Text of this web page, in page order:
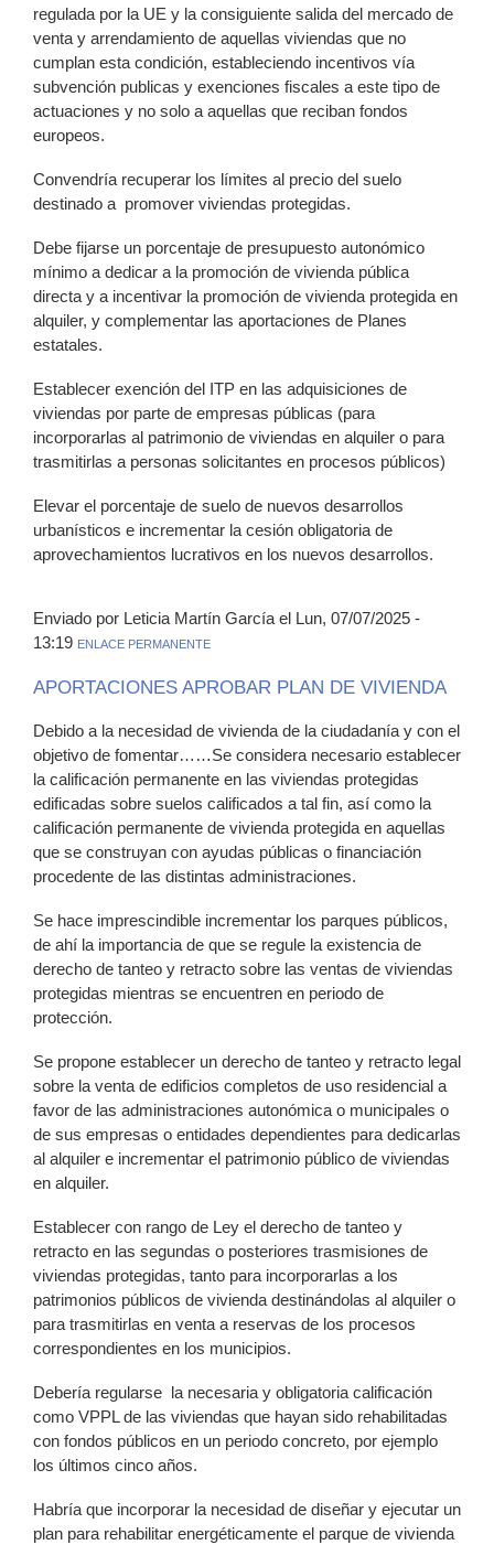
regulada por la UE y la consiguiente salida del mercado de
venta y arrendamiento de aquellas viviendas que no
cumplan esta condición, estableciendo incentivos vía
subvención publicas y exenciones fiscales a este tipo de
actuaciones y no solo a aquellas que reciban fondos
europeos.
Convendría recuperar los límites al precio del suelo
destinado a promover viviendas protegidas.
Debe fijarse un porcentaje de presupuesto autonómico
mínimo a dedicar a la promoción de vivienda pública
directa y a incentivar la promoción de vivienda protegida en
alquiler, y complementar las aportaciones de Planes
estatales.
Establecer exención del ITP en las adquisiciones de
viviendas por parte de empresas públicas (para
incorporarlas al patrimonio de viviendas en alquiler o para
trasmitirlas a personas solicitantes en procesos públicos)
Elevar el porcentaje de suelo de nuevos desarrollos
urbanísticos e incrementar la cesión obligatoria de
aprovechamientos lucrativos en los nuevos desarrollos.
Enviado por Leticia Martín García el Lun, 07/07/2025 -
13:19 ENLACE PERMANENTE
APORTACIONES APROBAR PLAN DE VIVIENDA
Debido a la necesidad de vivienda de la ciudadanía y con el
objetivo de fomentar……Se considera necesario establecer
la calificación permanente en las viviendas protegidas
edificadas sobre suelos calificados a tal fin, así como la
calificación permanente de vivienda protegida en aquellas
que se construyan con ayudas públicas o financiación
procedente de las distintas administraciones.
Se hace imprescindible incrementar los parques públicos,
de ahí la importancia de que se regule la existencia de
derecho de tanteo y retracto sobre las ventas de viviendas
protegidas mientras se encuentren en periodo de
protección.
Se propone establecer un derecho de tanteo y retracto legal
sobre la venta de edificios completos de uso residencial a
favor de las administraciones autonómica o municipales o
de sus empresas o entidades dependientes para dedicarlas
al alquiler e incrementar el patrimonio público de viviendas
en alquiler.
Establecer con rango de Ley el derecho de tanteo y
retracto en las segundas o posteriores trasmisiones de
viviendas protegidas, tanto para incorporarlas a los
patrimonios públicos de vivienda destinándolas al alquiler o
para trasmitirlas en venta a reservas de los procesos
correspondientes en los municipios.
Debería regularse la necesaria y obligatoria calificación
como VPPL de las viviendas que hayan sido rehabilitadas
con fondos públicos en un periodo concreto, por ejemplo
los últimos cinco años.
Habría que incorporar la necesidad de diseñar y ejecutar un
plan para rehabilitar energéticamente el parque de vivienda